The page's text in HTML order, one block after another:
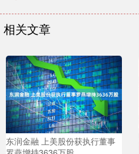
相关文章
东润金融 上美股份获执行董事